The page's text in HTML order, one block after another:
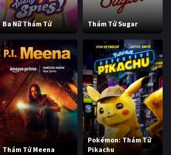
Ba Nữ Thám Tử Thám Tử Sugar
Thám Tử Meena
Pokémon: Thám Tử
Pikachu